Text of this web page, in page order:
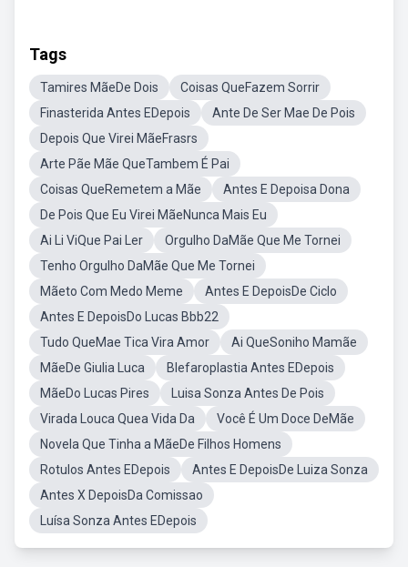
Tags
Tamires MãeDe Dois
Coisas QueFazem Sorrir
Finasterida Antes EDepois
Ante De Ser Mae De Pois
Depois Que Virei MãeFrasrs
Arte Pãe Mãe QueTambem É Pai
Coisas QueRemetem a Mãe
Antes E Depoisa Dona
De Pois Que Eu Virei MãeNunca Mais Eu
Ai Li ViQue Pai Ler
Orgulho DaMãe Que Me Tornei
Tenho Orgulho DaMãe Que Me Tornei
Mãeto Com Medo Meme
Antes E DepoisDe Ciclo
Antes E DepoisDo Lucas Bbb22
Tudo QueMae Tica Vira Amor
Ai QueSoniho Mamãe
MãeDe Giulia Luca
Blefaroplastia Antes EDepois
MãeDo Lucas Pires
Luisa Sonza Antes De Pois
Virada Louca Quea Vida Da
Você É Um Doce DeMãe
Novela Que Tinha a MãeDe Filhos Homens
Rotulos Antes EDepois
Antes E DepoisDe Luiza Sonza
Antes X DepoisDa Comissao
Luísa Sonza Antes EDepois